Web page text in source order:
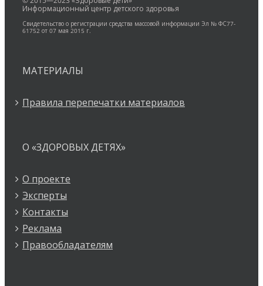
Информационный центр детского здоровья
Свидетельство о регистрации средства массовой информации Эл № ФС77-
61752 от 07 мая 2015 г.
МАТЕРИАЛЫ
Правила перепечатки материалов
О «ЗДОРОВЫХ ДЕТЯХ»
О проекте
Эксперты
Контакты
Реклама
Правообладателям